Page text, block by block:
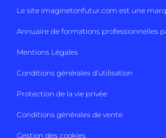
Le site imaginetonfutur.com est une
Annuaire de formations professionnelles
Mentions Légales
Conditions générales d’utilisation
Protection de la vie privée
Conditions générales de vente
Gestion des cookies